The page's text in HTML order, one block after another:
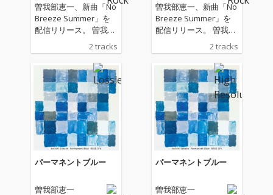
曽我部恵一、新曲「No
Breeze Summer」を
配信リリース。 曽我部
が全曲の作詞を手がけ
た関美彦のアルバム
「WEEKEND」の収録
曲を曽我部自身が歌
い、演奏した作品。表
題曲「No Breeze Sum
mer」は、夏の気だる
い感情をアシッドフォ
ーキーなアコースティ
ックサウンドで表現し
た楽曲であり、カップ
リング曲「ドミンゴ」
台に、旅する男のブル
2 tracks
曽我部恵一、新曲「No
Breeze Summer」を
配信リリース。 曽我部
が全曲の作詞を手がけ
た関美彦のアルバム
「WEEKEND」の収録
曲を曽我部自身が歌
い、演奏した作品。表
題曲「No Breeze Sum
mer」は、夏の気だる
い感情をアシッドフォ
ーキーなアコースティ
ックサウンドで表現し
た楽曲であり、カップ
リング曲「ドミンゴ」
台に、旅する男のブル
2 tracks
パーマネントブルー
曽我部恵一
パーマネントブルー
曽我部恵一